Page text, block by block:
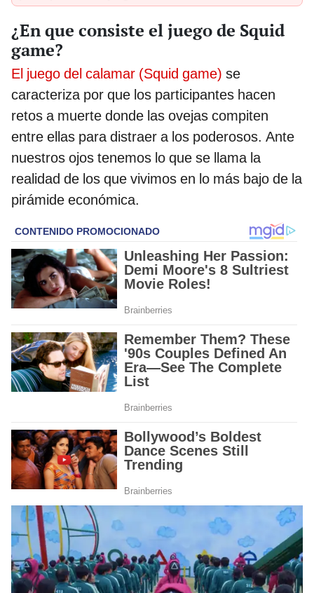
¿En que consiste el juego de Squid
game?
El juego del calamar (Squid game) se
caracteriza por que los participantes hacen
retos a muerte donde las ovejas compiten
entre ellas para distraer a los poderosos. Ante
nuestros ojos tenemos lo que se llama la
realidad de los que vivimos en lo más bajo de la
pirámide económica.